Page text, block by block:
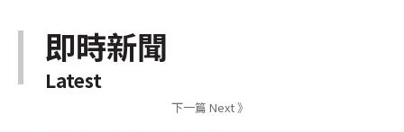
即時新聞
Latest
下一篇 Next 》